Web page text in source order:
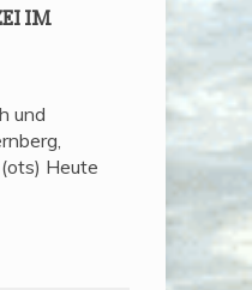
IM
und
Heute